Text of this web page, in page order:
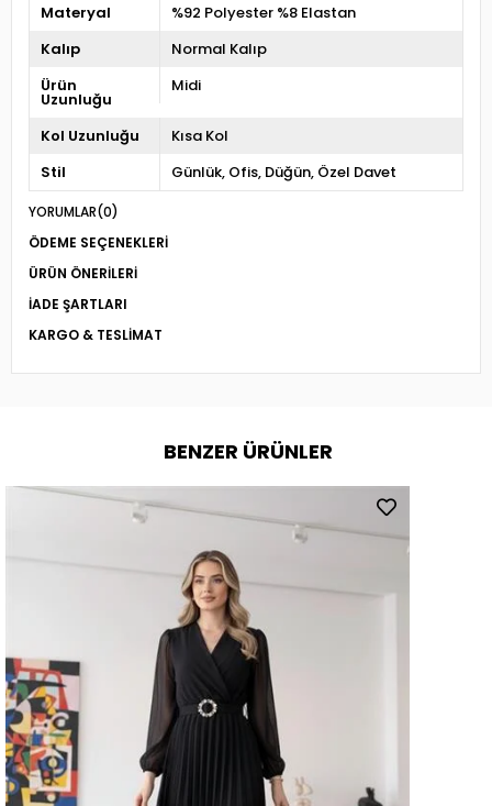
Materyal
%92 Polyester %8 Elastan
Kalıp
Normal Kalıp
Ürün
Uzunluğu
Midi
Kol Uzunluğu
Kısa Kol
Stil
Günlük Ofis Düğün Özel Davet
YORUMLAR(0)
ÖDEME SEÇENEKLERI
ÜRÜN ÖNERILERI
İADE ŞARTLARI
KARGO & TESLIMAT
BENZER ÜRÜNLER